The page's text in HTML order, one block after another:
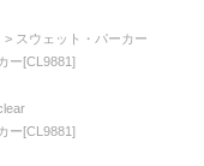
スウェット・パーカー
ー[CL9881]
ー[CL9881]